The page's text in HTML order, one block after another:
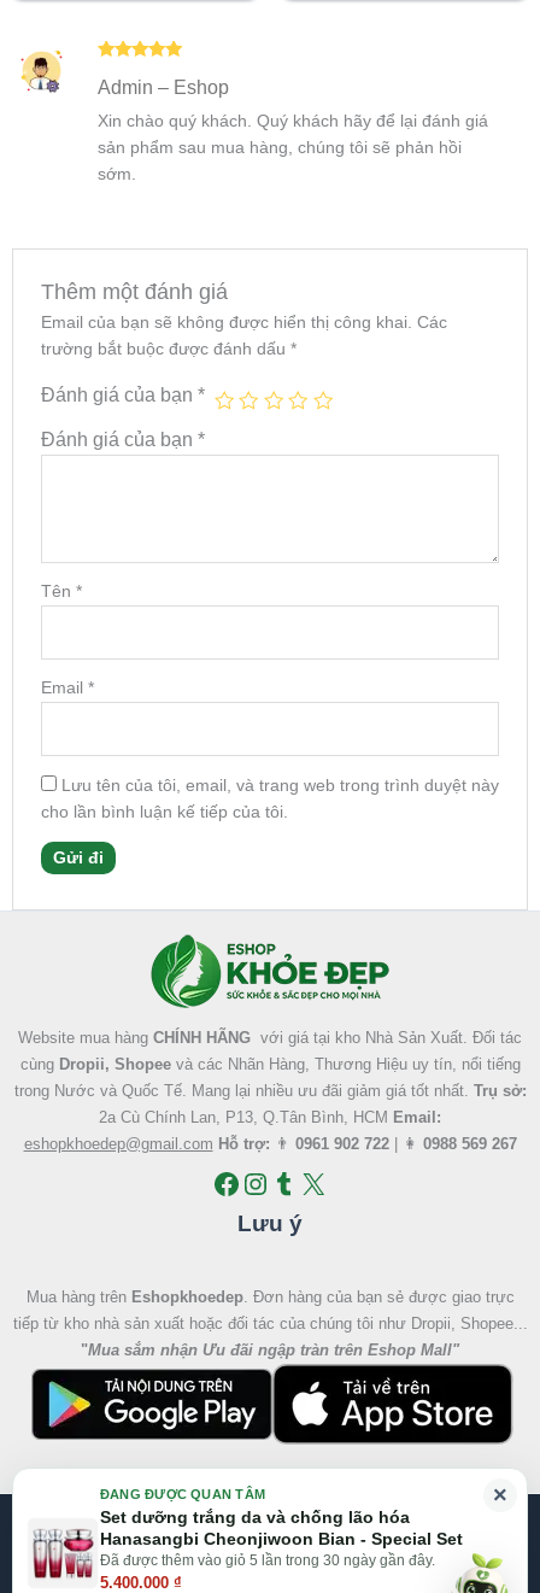
hạng55
Admin – Eshop
Xin chào quý khách. Quý khách hãy để lại đánh giá
sản phẩm sau mua hàng, chúng tôi sẽ phản hồi
sớm.
Thêm một đánh giá
Email của bạn sẽ không được hiển thị công khai. Các
trường bắt buộc được đánh dấu *
Đánh giá của bạn *
Đánh giá của bạn *
Tên *
Email *
Lưu tên của tôi, email, và trang web trong trình duyệt này
cho lần bình luận kế tiếp của tôi.
Website mua hàng CHÍNH HÃNG với giá tại kho Nhà Sản Xuất. Đối tác
cùng Dropii, Shopeevà các Nhãn Hàng, Thương Hiệu uy tín, nổi tiếng
trong Nước và Quốc Tế. Mang lại nhiều ưu đãi giảm giá tốt nhất. Trụ sở:
2a Cù Chính Lan, P13, Q.Tân Bình, HCM Email:
eshopkhoedep@gmail.com Hỗ trợ: 👨 0961 902 722| 👩 0988 569 267
Lưu ý
Mua hàng trên Eshopkhoedep. Đơn hàng của bạn sẻ được giao trực
tiếp từ kho nhà sản xuất hoặc đối tác của chúng tôi như Dropii, Shopee...
"Mua sắm nhận Ưu đãi ngập tràn trên Eshop Mall"
@2026 Eshop Khỏe Đẹp, All right reserved
Website:Eshop Mall|Eshopkhoedep.com
×
ĐANG ĐƯỢC QUAN TÂM
Set dưỡng trắng da và chống lão hóa
Hanasangbi Cheonjiwoon Bian - Special Set
Đã được thêm vào giỏ 5 lần trong 30 ngày gần đây.
5.400.000 ₫